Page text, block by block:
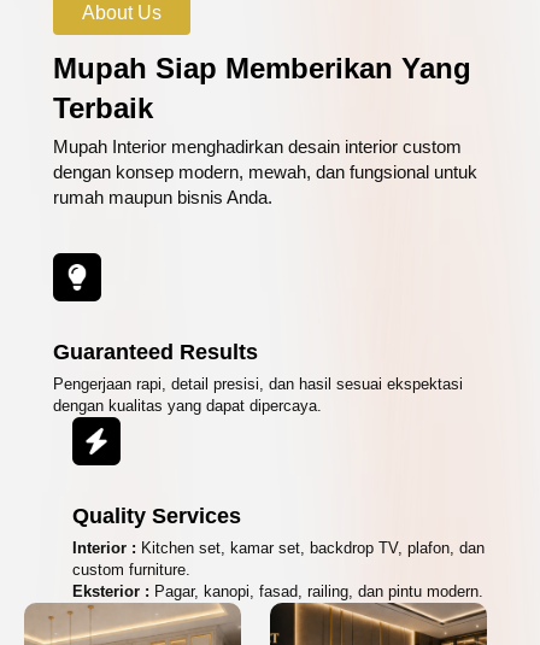
About Us
Mupah Siap Memberikan Yang
Terbaik
Mupah Interior menghadirkan desain interior custom
dengan konsep modern, mewah, dan fungsional untuk
rumah maupun bisnis Anda.
Guaranteed Results
Pengerjaan rapi, detail presisi, dan hasil sesuai ekspektasi
dengan kualitas yang dapat dipercaya.
Quality Services
Interior : Kitchen set, kamar set, backdrop TV, plafon, dan
custom furniture.
Eksterior : Pagar, kanopi, fasad, railing, dan pintu modern.